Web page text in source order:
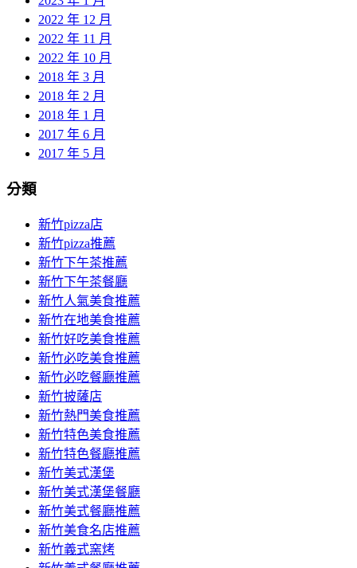
2022 年 12 月
2022 年 11 月
2022 年 10 月
2018 年 3 月
2018 年 2 月
2018 年 1 月
2017 年 6 月
2017 年 5 月
分類
新竹pizza店
新竹pizza推薦
新竹下午茶推薦
新竹下午茶餐廳
新竹人氣美食推薦
新竹在地美食推薦
新竹好吃美食推薦
新竹必吃美食推薦
新竹必吃餐廳推薦
新竹披薩店
新竹熱門美食推薦
新竹特色美食推薦
新竹特色餐廳推薦
新竹美式漢堡
新竹美式漢堡餐廳
新竹美式餐廳推薦
新竹美食名店推薦
新竹義式窯烤